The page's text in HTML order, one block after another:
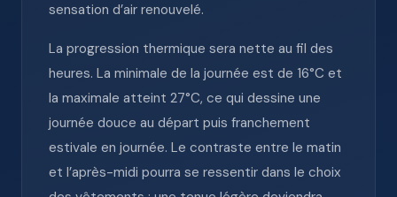
sensation d’air renouvelé.
La progression thermique sera nette au fil des
heures. La minimale de la journée est de 16°C et
la maximale atteint 27°C, ce qui dessine une
journée douce au départ puis franchement
estivale en journée. Le contraste entre le matin
et l’après-midi pourra se ressentir dans le choix